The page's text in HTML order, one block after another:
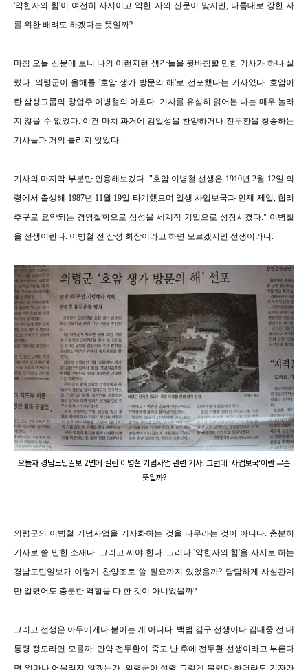
'약한자의 힘'이 여전히 사시이고 약한 자의 신문이 맞지만, 나름대로 강한 자
를 위한 배려도 하겠다는 뜻일까?
마침 오늘 신문에 보니 나의 이런저런 생각들을 뒷바침할 만한 기사가 하나 실
렸다. 의령군이 올해를 '호암 생가 방문의 해'로 선포했다는 기사였다. 호암이
란 삼성그룹의 창업주 이병철의 아호다. 기사를 유심히 읽어본 나는 매우 놀라
지 않을 수 없었다. 이건 마치 과거에 김일성을 찬양하거나 전두환을 칭송하는
기사들과 거의 틀리지 않았다.
기사의 마지막 부분만 인용해보겠다. "호암 이병철 선생은 1910년 2월 12일 의
령에서 출생해 1987년 11월 19일 타계했으며 일생 사업보국과 인재 제일, 합리
추구로 요약되는 경영철학으로 삼성을 세계적 기업으로 성장시켰다." 이병철
을 선생이란다. 이병철 전 삼성 회장이라고 하면 모르겠지만 선생이라니.
오늘자 경남도민일보 2면에 실린 이병철 기념사업 관련 기사. 그런데 '사업보국'이란 무슨
뜻일까?
의령군의 이병철 기념사업을 기사화하는 것을 나무라는 것이 아니다. 충분히
기사로 쓸 만한 소재다. 그리고 써야 한다. 그러나 '약한자의 힘'을 사시로 하는
경남도민일보가 이렇게 찬양조로 쓸 필요까지 있었을까? 담담하게 사실관계
만 알렸어도 충분한 역할을 다 한 것이 아니었을까?
그리고 선생은 아무에게나 붙이는 게 아니다. 백범 김구 선생이나 김대중 전 대
통령 정도라면 모를까. 만약 전두환이 죽고 난 후에 전두환 선생이라고 부른다
면 얼마나 어울리지 않겠는가. 의령군이 설령 그렇게 불렀다 하더라도 기자가